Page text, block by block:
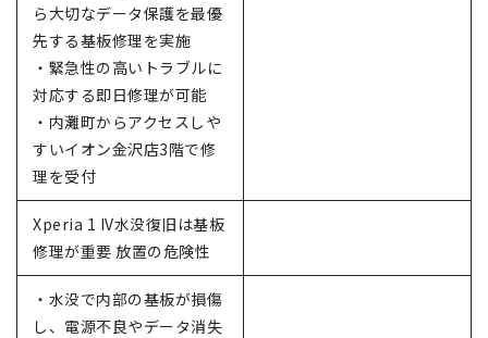
ら大切なデータ保護を最優
先する基板修理を実施
・緊急性の高いトラブルに
対応する即日修理が可能
・内灘町からアクセスしや
すいイオン金沢店3階で修
理を受付
Xperia 1 IV水没復旧は基板
修理が重要 放置の危険性
・水没で内部の基板が損傷
し、電源不良やデータ消失